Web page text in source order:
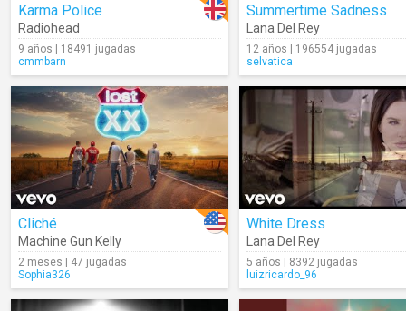
Karma Police
Radiohead
9 años | 18491 jugadas
cmmbarn
Summertime Sadness
Lana Del Rey
12 años | 196554 jugadas
selvatica
Cliché
Machine Gun Kelly
2 meses | 47 jugadas
Sophia326
White Dress
Lana Del Rey
5 años | 8392 jugadas
luizricardo_96